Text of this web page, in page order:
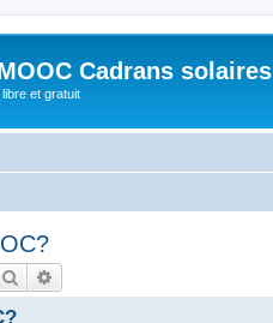
Cadrans solaires
et gratuit
Rechercher